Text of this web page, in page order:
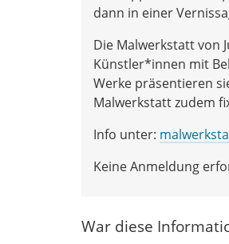
dann in einer
Die Malwerkstatt von
Künstler*innen mit
Werke präsentieren
Malwerkstatt zudem
Info unter:
Keine Anmeldung
War diese